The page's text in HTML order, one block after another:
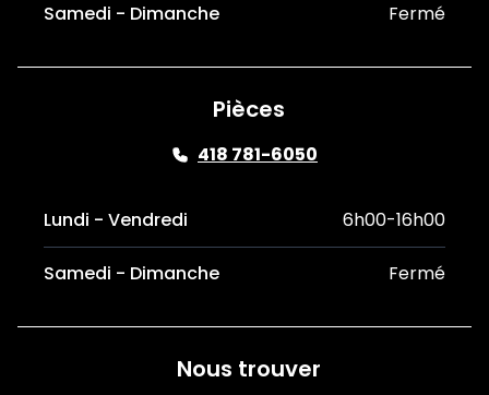
Samedi - Dimanche Fermé
Pièces
418 781-6050
Lundi - Vendredi 6h00-16h00
Samedi - Dimanche Fermé
Nous trouver